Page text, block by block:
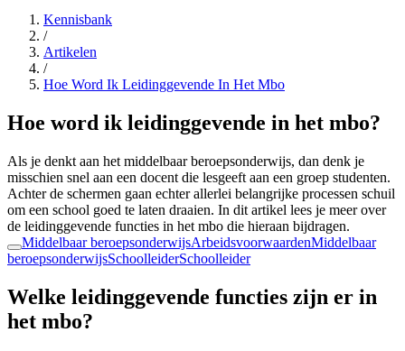
Kennisbank
/
Artikelen
/
Hoe Word Ik Leidinggevende In Het Mbo
Hoe word ik leidinggevende in het mbo?
Als je denkt aan het middelbaar beroepsonderwijs, dan denk je
misschien snel aan een docent die lesgeeft aan een groep studenten.
Achter de schermen gaan echter allerlei belangrijke processen schuil
om een school goed te laten draaien. In dit artikel lees je meer over
de leidinggevende functies in het mbo die hieraan bijdragen.
Middelbaar beroepsonderwijsArbeidsvoorwaardenMiddelbaar
beroepsonderwijsSchoolleiderSchoolleider
Welke leidinggevende functies zijn er in
het mbo?